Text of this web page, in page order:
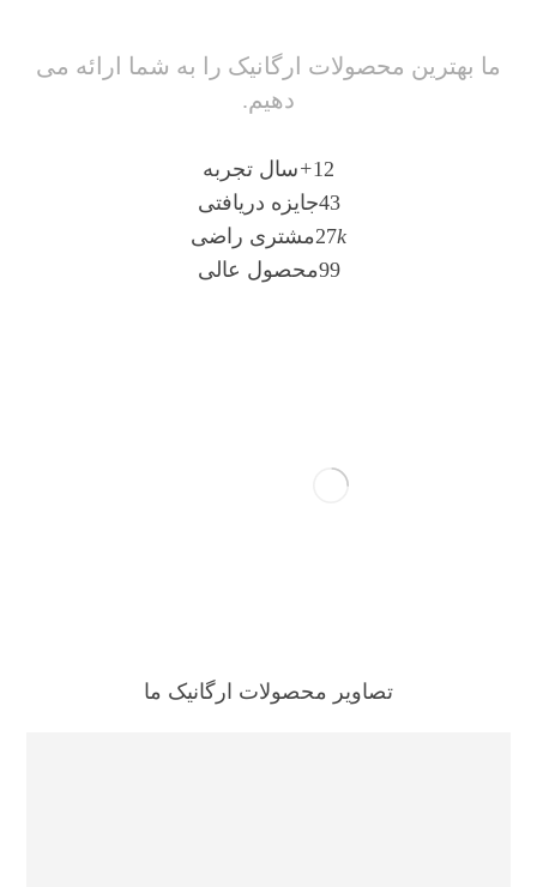
ما بهترین محصولات ارگانیک را به شما ارائه می
دهیم.
12
+سال تجربه
43جایزه دریافتی
27k
مشتری راضی
99محصول عالی
تصاویر محصولات ارگانیک ما